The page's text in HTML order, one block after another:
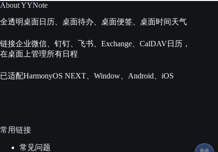
用
明
About YYNote
全透明桌面日历、桌面待办、桌面便签、桌面时间天气
链接企业微信、钉钉、飞书、Exchange、CalDAV日历，
在桌面上管理所有日程
已适配HarmonyOS NEXT、Window、Android、iOS
常用链接
常见问题